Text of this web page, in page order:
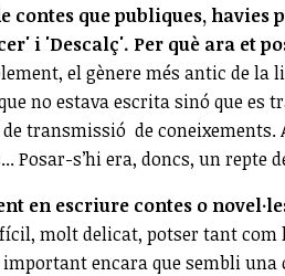
que publiques, havies
i 'Descalç'. Per què ara et
el gènere més antic de
no estava escrita sinó que es
transmissió de
Posar-s’hi era, doncs, un repte
en escriure contes o
molt delicat, potser tant
encara que sembli